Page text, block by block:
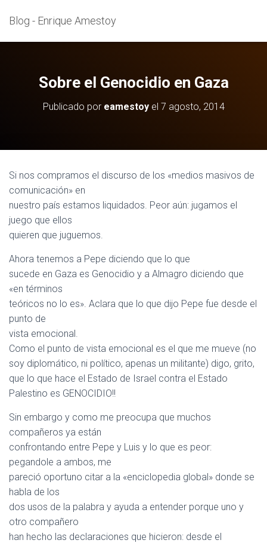
Blog - Enrique Amestoy
Sobre el Genocidio en Gaza
Publicado por eamestoyel 7 agosto, 2014
Si nos compramos el discurso de los «medios masivos de
comunicación» en
nuestro país estamos liquidados. Peor aún: jugamos el
juego que ellos
quieren que juguemos.
Ahora tenemos a Pepe diciendo que lo que
sucede en Gaza es Genocidio y a Almagro diciendo que
«en términos
teóricos no lo es». Aclara que lo que dijo Pepe fue desde el
punto de
vista emocional.
Como el punto de vista emocional es el que me mueve (no
soy diplomático, ni político, apenas un militante) digo, grito,
que lo que hace el Estado de Israel contra el Estado
Palestino es GENOCIDIO!!
Sin embargo y como me preocupa que muchos
compañeros ya están
confrontando entre Pepe y Luis y lo que es peor:
pegandole a ambos, me
pareció oportuno citar a la «enciclopedia global» donde se
habla de los
dos usos de la palabra y ayuda a entender porque uno y
otro compañero
han hecho las declaraciones que hicieron: desde el